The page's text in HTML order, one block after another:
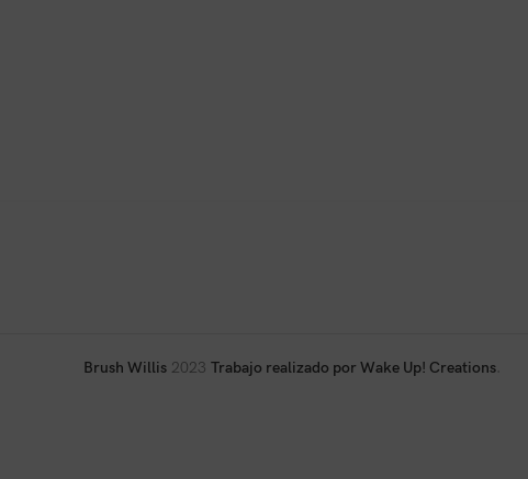
Brush Willis 2023 Trabajo realizado por Wake Up! Creations.